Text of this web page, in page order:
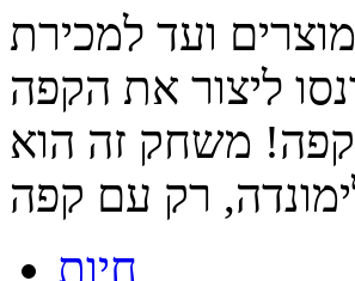
ועד למכירת
ליצור את הקפה
קפה! משחק זה הוא
חיות